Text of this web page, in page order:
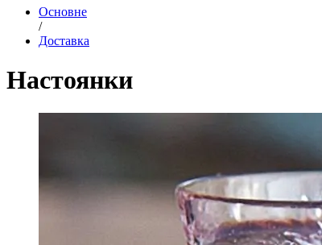
Основне
/
Доставка
Настоянки